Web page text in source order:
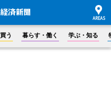
買う 暮らす・働く 学ぶ・知る